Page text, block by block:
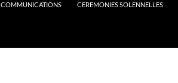
COMMUNICATIONS CEREMONIES SOLENNELLES